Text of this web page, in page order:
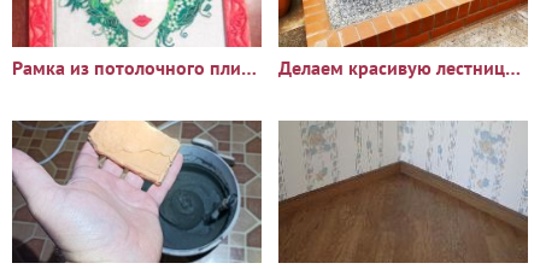
Рамка из потолочного плинтуса Делаем красивую лестницу на крыльце из кирпича и плитки своими